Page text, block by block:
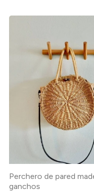
Perchero de pared
ganchos